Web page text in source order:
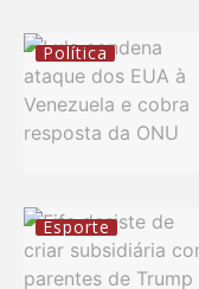
Política
Esporte